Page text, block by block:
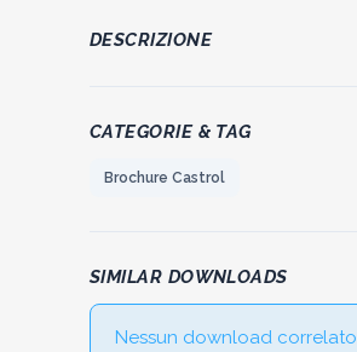
DESCRIZIONE
CATEGORIE & TAG
Brochure Castrol
SIMILAR DOWNLOADS
Nessun download correlato